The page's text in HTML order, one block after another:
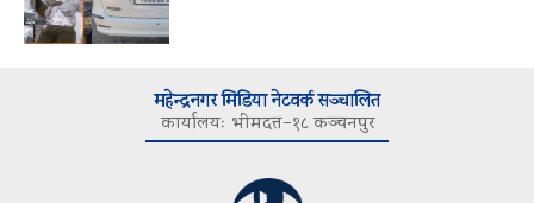
महेन्द्रनगर मिडिया नेटवर्क सञ्चालित
कार्यालयः भीमदत्त–१८ कञ्चनपुर